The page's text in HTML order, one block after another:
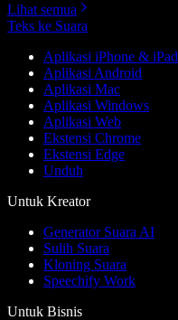
Lihat semua
Teks ke Suara
Aplikasi iPhone & iPad
Aplikasi Android
Aplikasi Mac
Aplikasi Windows
Aplikasi Web
Ekstensi Chrome
Ekstensi Edge
Unduh
Untuk Kreator
Generator Suara AI
Sulih Suara
Kloning Suara
Speechify Work
Untuk Bisnis